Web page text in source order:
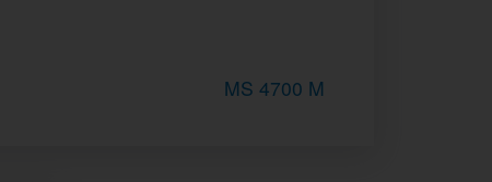
MS 4700 M